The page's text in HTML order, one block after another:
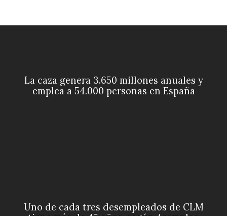
La caza genera 3.650 millones anuales y
emplea a 54.000 personas en España
Uno de cada tres desempleados de CLM